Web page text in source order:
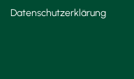
Datenschutzerklärung